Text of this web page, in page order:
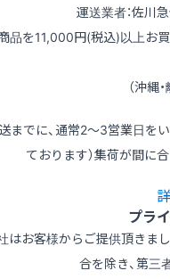
運送業者：佐川
品を11,000円(税込)以上お
（沖縄
までに、通常2～3営業日を
ております）集荷が間に
プラ
はお客様からご提供頂きま
合を除き、第三